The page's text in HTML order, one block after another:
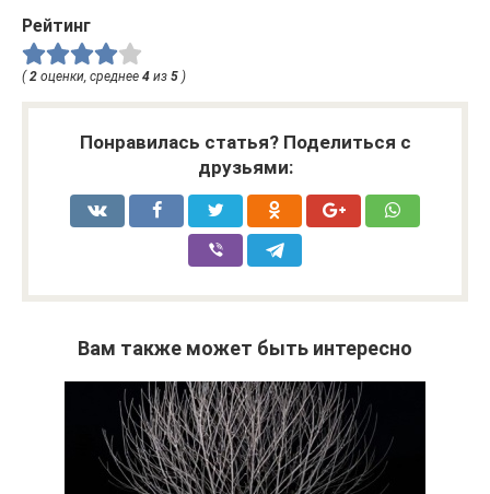
Рейтинг
( 2 оценки, среднее 4 из 5 )
Понравилась статья? Поделиться с
друзьями:
Вам также может быть интересно